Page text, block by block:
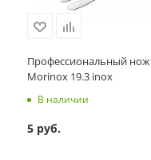
Профессиональный нож
Morinox 19.3 inox
В наличии
5руб.